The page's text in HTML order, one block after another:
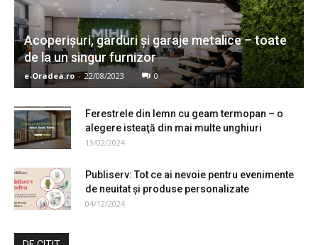
Acoperişuri, garduri şi garaje metalice – toate
de la un singur furnizor
e-Oradea.ro - 22/08/2023 0
Ferestrele din lemn cu geam termopan – o
alegere isteaţă din mai multe unghiuri
13/02/2024
Publiserv: Tot ce ai nevoie pentru evenimente
de neuitat și produse personalizate
04/12/2024